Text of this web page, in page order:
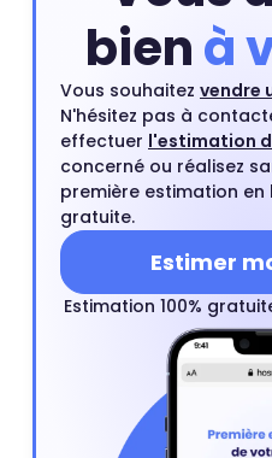
bienà
Vous souhaitez vendre
N'hésitez pas à
effectuer l'estimation
concerné ou réalisez
première estimation
gratuite.
Estimer
Estimation 100%